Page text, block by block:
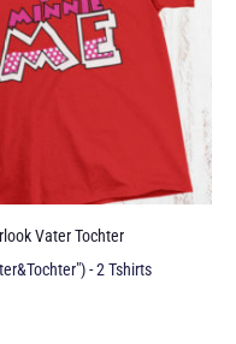
Vater Tochter
- 2 Tshirts